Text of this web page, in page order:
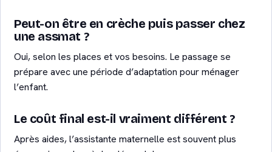
Peut-on être en crèche puis passer chez
une assmat ?
Oui, selon les places et vos besoins. Le passage se
prépare avec une période d’adaptation pour ménager
l’enfant.
Le coût final est-il vraiment différent ?
Après aides, l’assistante maternelle est souvent plus